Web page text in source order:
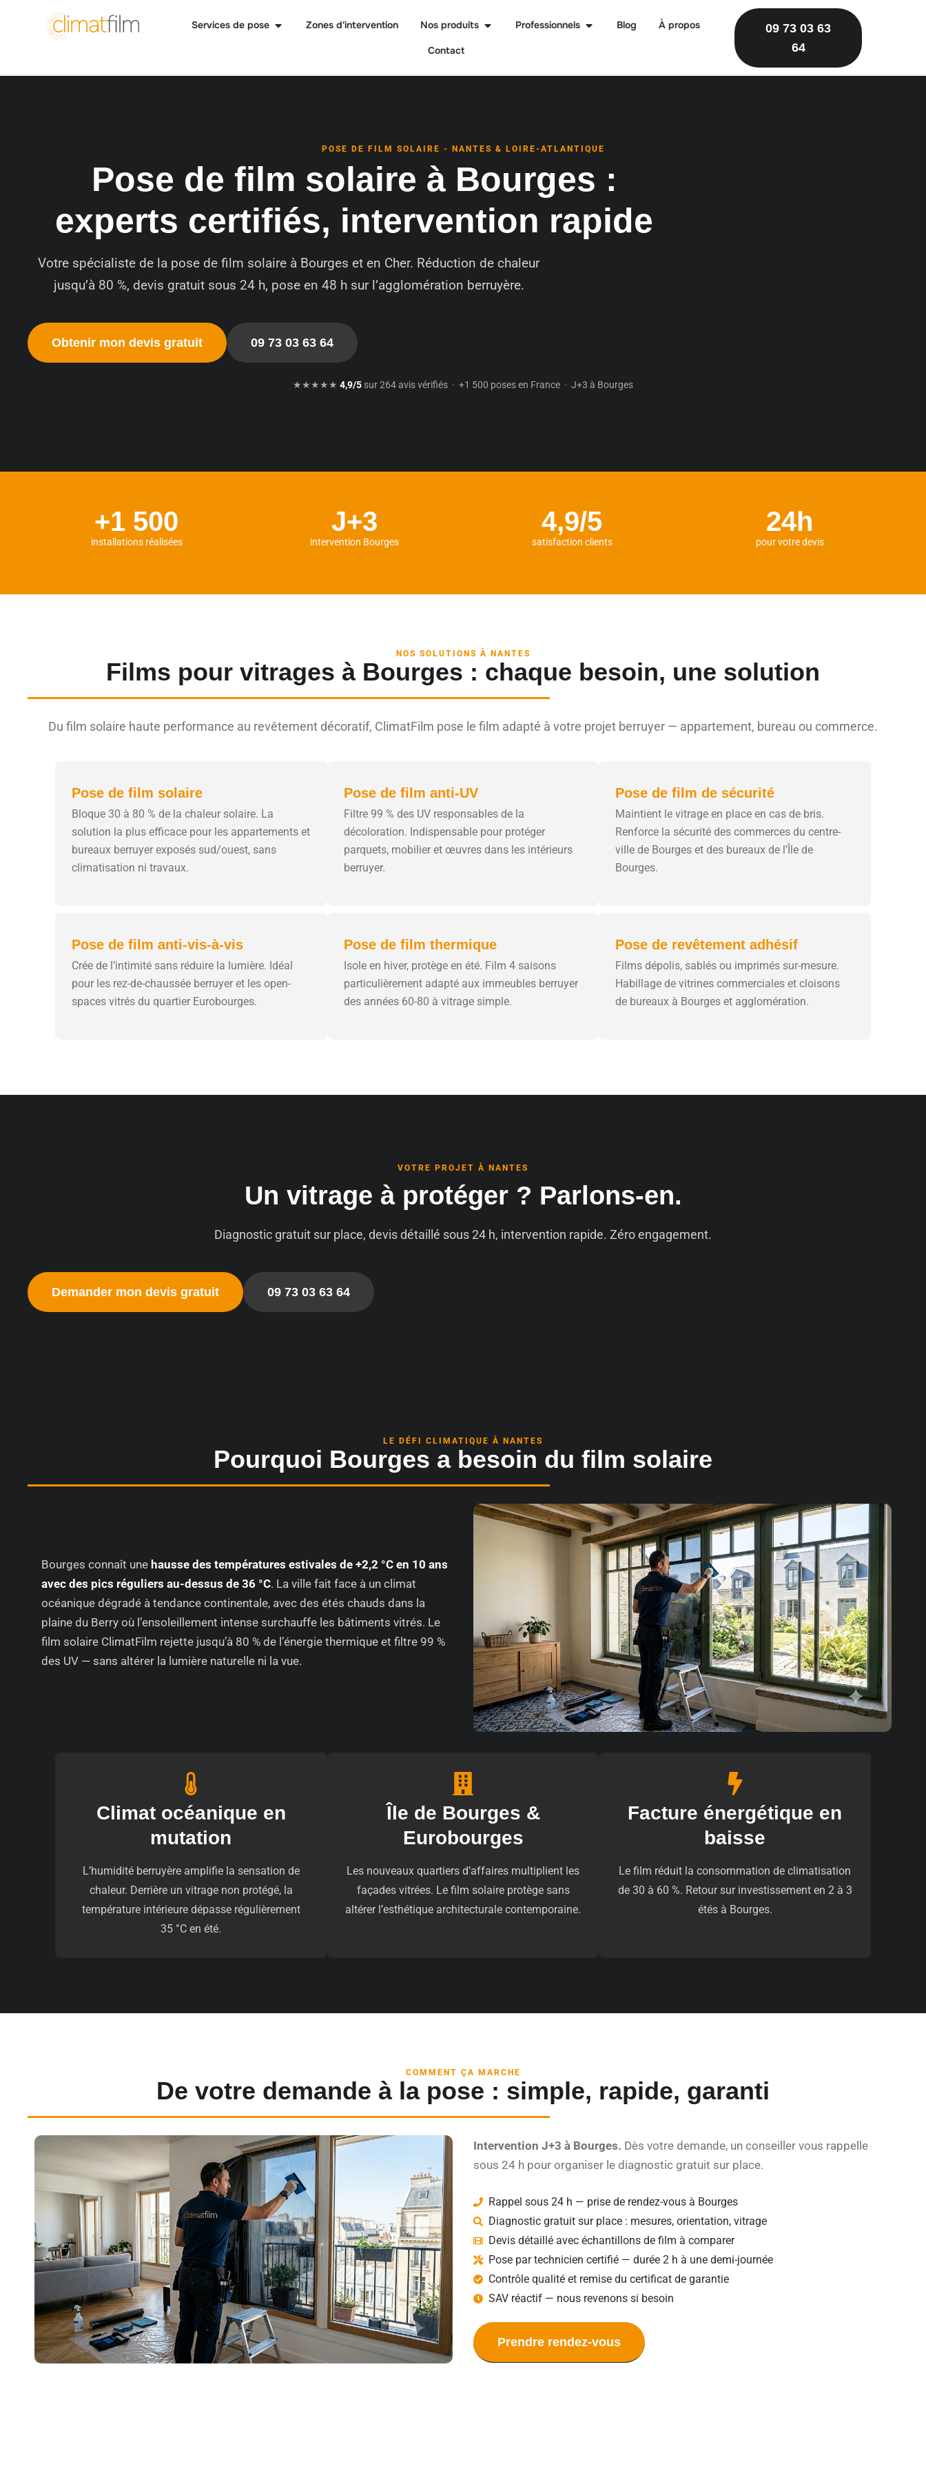
Services de pose Zones d'intervention Nos produits Professionnels Blog À propos
Contact
09 73 03 63
64
POSE DE FILM SOLAIRE - NANTES & LOIRE-ATLANTIQUE
Pose de film solaire à Bourges :
experts certifiés, intervention rapide
Votre spécialiste de la pose de film solaire à Bourges et en Cher. Réduction de chaleur
jusqu’à 80 %, devis gratuit sous 24 h, pose en 48 h sur l’agglomération berruyère.
Obtenir mon devis gratuit 09 73 03 63 64
★★★★★ 4,9/5 sur 264 avis vérifiés · +1 500 poses en France · J+3 à Bourges
+1 500
installations réalisées
J+3
intervention Bourges
4,9/5
satisfaction clients
24h
pour votre devis
NOS SOLUTIONS À NANTES
Films pour vitrages à Bourges : chaque besoin, une solution
Du film solaire haute performance au revêtement décoratif, ClimatFilm pose le film adapté à votre projet berruyer — appartement, bureau ou commerce.
Pose de film solaire
Bloque 30 à 80 % de la chaleur solaire. La
solution la plus efficace pour les appartements et
bureaux berruyer exposés sud/ouest, sans
climatisation ni travaux.
Pose de film anti-UV
Filtre 99 % des UV responsables de la
décoloration. Indispensable pour protéger
parquets, mobilier et œuvres dans les intérieurs
berruyer.
Pose de film de sécurité
Maintient le vitrage en place en cas de bris.
Renforce la sécurité des commerces du centre-
ville de Bourges et des bureaux de l’Île de
Bourges.
Pose de film anti-vis-à-vis
Crée de l’intimité sans réduire la lumière. Idéal
pour les rez-de-chaussée berruyer et les open-
spaces vitrés du quartier Eurobourges.
Pose de film thermique
Isole en hiver, protège en été. Film 4 saisons
particulièrement adapté aux immeubles berruyer
des années 60-80 à vitrage simple.
Pose de revêtement adhésif
Films dépolis, sablés ou imprimés sur-mesure.
Habillage de vitrines commerciales et cloisons
de bureaux à Bourges et agglomération.
VOTRE PROJET À NANTES
Un vitrage à protéger ? Parlons-en.
Diagnostic gratuit sur place, devis détaillé sous 24 h, intervention rapide. Zéro engagement.
Demander mon devis gratuit 09 73 03 63 64
LE DÉFI CLIMATIQUE À NANTES
Pourquoi Bourges a besoin du film solaire
Bourges connaît une hausse des températures estivales de +2,2 °C en 10 ans
avec des pics réguliers au-dessus de 36 °C. La ville fait face à un climat
océanique dégradé à tendance continentale, avec des étés chauds dans la
plaine du Berry où l’ensoleillement intense surchauffe les bâtiments vitrés. Le
film solaire ClimatFilm rejette jusqu’à 80 % de l’énergie thermique et filtre 99 %
des UV — sans altérer la lumière naturelle ni la vue.
Climat océanique en
mutation
L’humidité berruyère amplifie la sensation de
chaleur. Derrière un vitrage non protégé, la
température intérieure dépasse régulièrement
35 °C en été.
Île de Bourges &
Eurobourges
Les nouveaux quartiers d’affaires multiplient les
façades vitrées. Le film solaire protège sans
altérer l’esthétique architecturale contemporaine.
Facture énergétique en
baisse
Le film réduit la consommation de climatisation
de 30 à 60 %. Retour sur investissement en 2 à 3
étés à Bourges.
COMMENT ÇA MARCHE
De votre demande à la pose : simple, rapide, garanti
Intervention J+3 à Bourges. Dès votre demande, un conseiller vous rappelle
sous 24 h pour organiser le diagnostic gratuit sur place.
Rappel sous 24 h — prise de rendez-vous à Bourges
Diagnostic gratuit sur place : mesures, orientation, vitrage
Devis détaillé avec échantillons de film à comparer
Pose par technicien certifié — durée 2 h à une demi-journée
Contrôle qualité et remise du certificat de garantie
SAV réactif — nous revenons si besoin
Prendre rendez-vous